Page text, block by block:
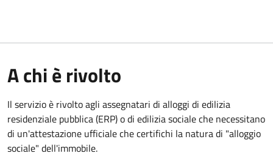
A chi è rivolto
Il servizio è rivolto agli assegnatari di alloggi di edilizia
residenziale pubblica (ERP) o di edilizia sociale che necessitano
di un'attestazione ufficiale che certifichi la natura di "alloggio
sociale" dell'immobile.